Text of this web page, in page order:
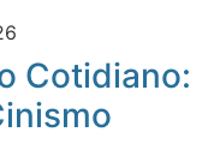
Cotidiano: